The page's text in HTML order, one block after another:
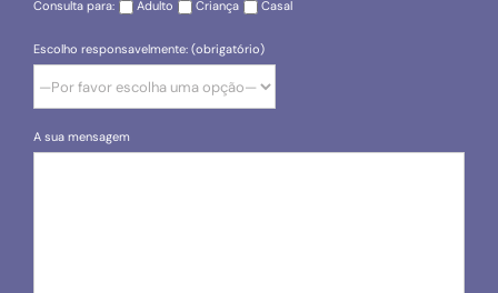
Consulta para: Adulto Criança Casal
Escolho responsavelmente: (obrigatório)
A sua mensagem